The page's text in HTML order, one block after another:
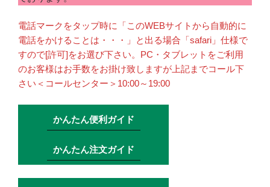
電話マークをタップ時に「このWEBサイトから自動的に
電話をかけることは・・・」と出る場合「safari」仕様で
すので[許可]をお選び下さい。PC・タブレットをご利用
のお客様はお手数をお掛け致しますが上記までコール下
さい＜コールセンター＞10:00～19:00
かんたん便利ガイド
かんたん注文ガイド